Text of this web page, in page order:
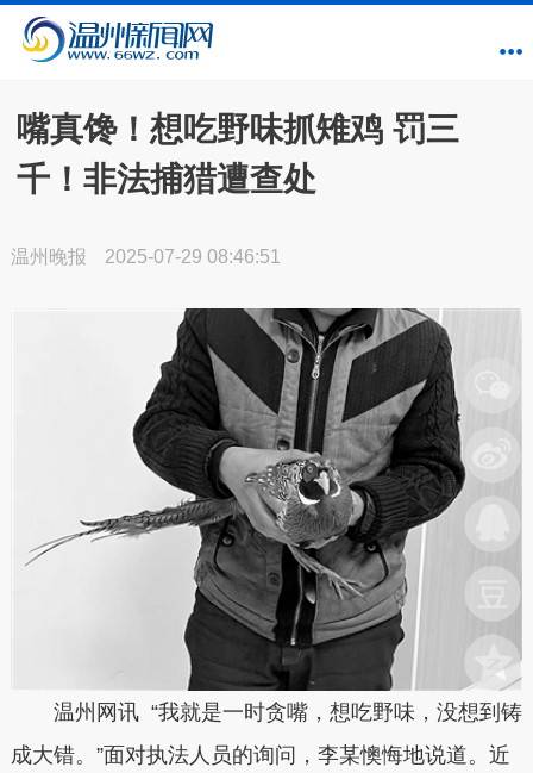
嘴真馋！想吃野味抓雉鸡 罚三
千！非法捕猎遭查处
温州晚报 2025-07-29 08:46:51
温州网讯 “我就是一时贪嘴，想吃野味，没想到铸
成大错。”面对执法人员的询问，李某懊悔地说道。近